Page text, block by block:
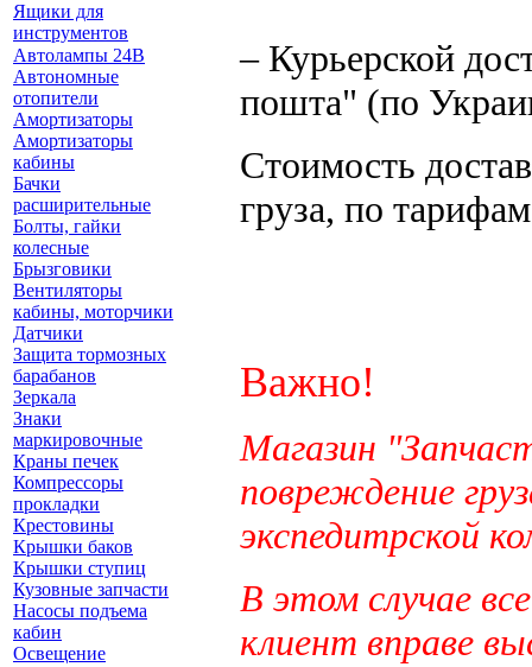
Ящики для
инструментов
Автолампы 24В
Автономные
отопители
Амортизаторы
Амортизаторы
кабины
Бачки
расширительные
Болты, гайки
колесные
Брызговики
Вентиляторы
кабины, моторчики
Датчики
Защита тормозных
барабанов
Зеркала
Знаки
маркировочные
Краны печек
Компрессоры
прокладки
Крестовины
Крышки баков
Крышки ступиц
Кузовные запчасти
Насосы подъема
кабин
Освещение
– Курьерской
пошта" (по
Стоимость
груза, по
Важно!
Магазин
повреждение
экспедитрской
В этом случае
клиент вправе